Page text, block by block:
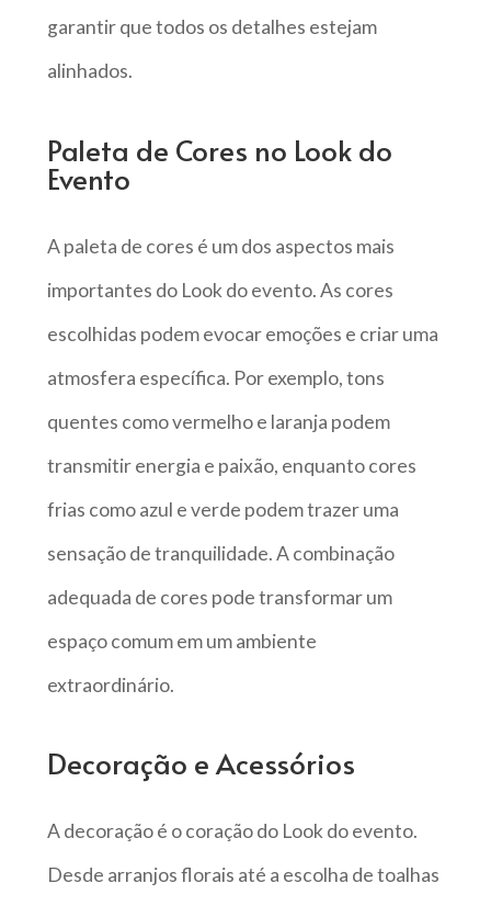
garantir que todos os detalhes estejam
alinhados.
Paleta de Cores no Look do
Evento
A paleta de cores é um dos aspectos mais
importantes do Look do evento. As cores
escolhidas podem evocar emoções e criar uma
atmosfera específica. Por exemplo, tons
quentes como vermelho e laranja podem
transmitir energia e paixão, enquanto cores
frias como azul e verde podem trazer uma
sensação de tranquilidade. A combinação
adequada de cores pode transformar um
espaço comum em um ambiente
extraordinário.
Decoração e Acessórios
A decoração é o coração do Look do evento.
Desde arranjos florais até a escolha de toalhas